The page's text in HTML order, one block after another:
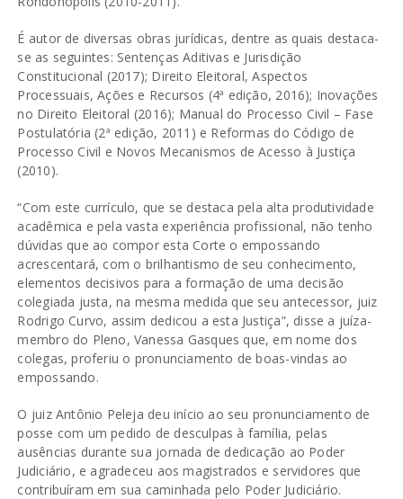
É autor de diversas obras jurídicas, dentre as quais destaca-
se as seguintes: Sentenças Aditivas e Jurisdição
Constitucional (2017); Direito Eleitoral, Aspectos
Processuais, Ações e Recursos (4ª edição, 2016); Inovações
no Direito Eleitoral (2016); Manual do Processo Civil – Fase
Postulatória (2ª edição, 2011) e Reformas do Código de
Processo Civil e Novos Mecanismos de Acesso à Justiça
(2010).
“Com este currículo, que se destaca pela alta produtividade
acadêmica e pela vasta experiência profissional, não tenho
dúvidas que ao compor esta Corte o empossando
acrescentará, com o brilhantismo de seu conhecimento,
elementos decisivos para a formação de uma decisão
colegiada justa, na mesma medida que seu antecessor, juiz
Rodrigo Curvo, assim dedicou a esta Justiça”, disse a juíza-
membro do Pleno, Vanessa Gasques que, em nome dos
colegas, proferiu o pronunciamento de boas-vindas ao
empossando.
O juiz Antônio Peleja deu início ao seu pronunciamento de
posse com um pedido de desculpas à família, pelas
ausências durante sua jornada de dedicação ao Poder
Judiciário, e agradeceu aos magistrados e servidores que
contribuíram em sua caminhada pelo Poder Judiciário.